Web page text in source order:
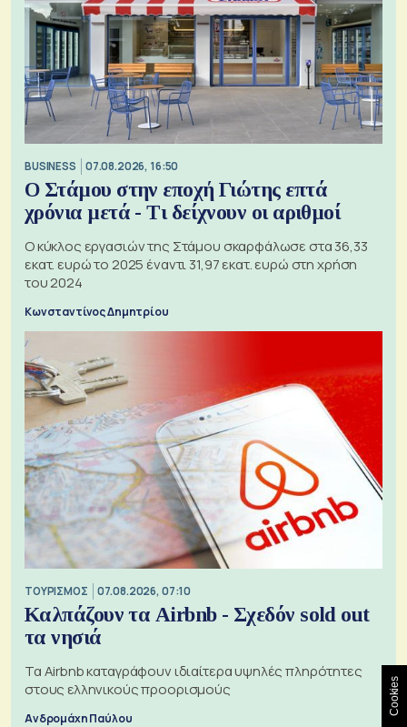
BUSINESS 07.08.2026, 16:50
Ο Στάμου στην εποχή Γιώτης επτά
χρόνια μετά - Τι δείχνουν οι αριθμοί
Ο κύκλος εργασιών της Στάμου σκαρφάλωσε στα 36,33
εκατ. ευρώ το 2025 έναντι 31,97 εκατ. ευρώ στη χρήση
του 2024
Κωνσταντίνος Δημητρίου
ΤΟΥΡΙΣΜΟΣ 07.08.2026, 07:10
Καλπάζουν τα Airbnb - Σχεδόν sold out
τα νησιά
Τα Airbnb καταγράφουν ιδιαίτερα υψηλές πληρότητες
στους ελληνικούς προορισμούς
Ανδρομάχη Παύλου
Cookies